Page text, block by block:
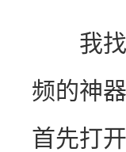
我找到
频的神
首先打